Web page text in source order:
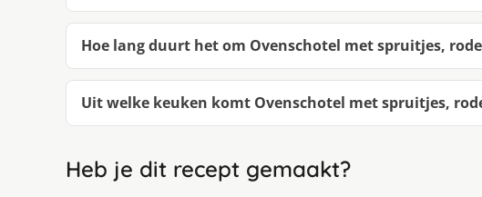
Hoe lang duurt het om Ovenschotel met spruitjes,
Uit welke keuken komt Ovenschotel met spruitjes,
Heb je dit recept gemaakt?